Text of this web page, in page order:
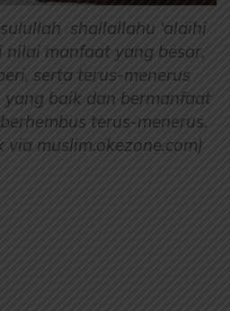
shallallahu ‘alaihi
manfaat yang besar,
serta terus-menerus
baik dan bermanfaat
terus-menerus.
via muslim.okezone.com)